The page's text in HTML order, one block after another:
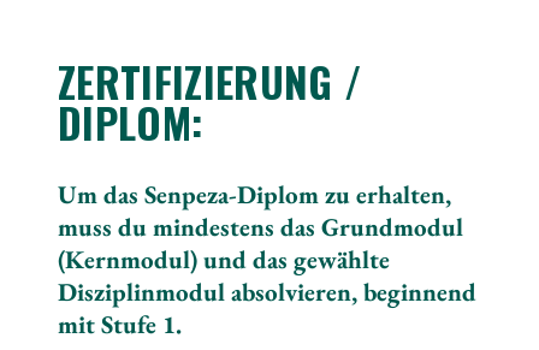
ZERTIFIZIERUNG /
DIPLOM:
Um das Senpeza-Diplom zu erhalten,
muss du mindestens das Grundmodul
(Kernmodul) und das gewählte
Disziplinmodul absolvieren, beginnend
mit Stufe 1.